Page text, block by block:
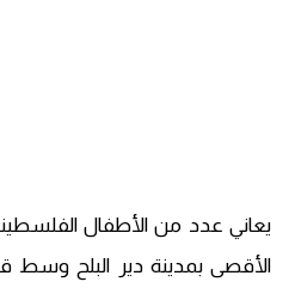
يعاني عدد من الأطفال
الأقصى بمدينة دير البلح